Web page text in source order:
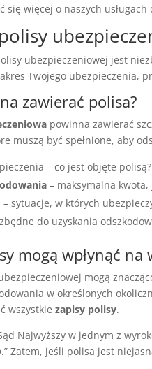
się więcej o naszych usługach
ubezpieczeniowej jest
Twojego ubezpieczenia,
zawierać polisa?
powinna zawierać
muszą być spełnione, aby
– co jest objęte polisą?
– maksymalna kwota,
– sytuacje, w których
do uzyskania
mogą wpłynąć
mogą
w określonych
wszystkiezapisy polisy.
Najwyższy w jednym z
.” Zatem, jeśli polisa jest